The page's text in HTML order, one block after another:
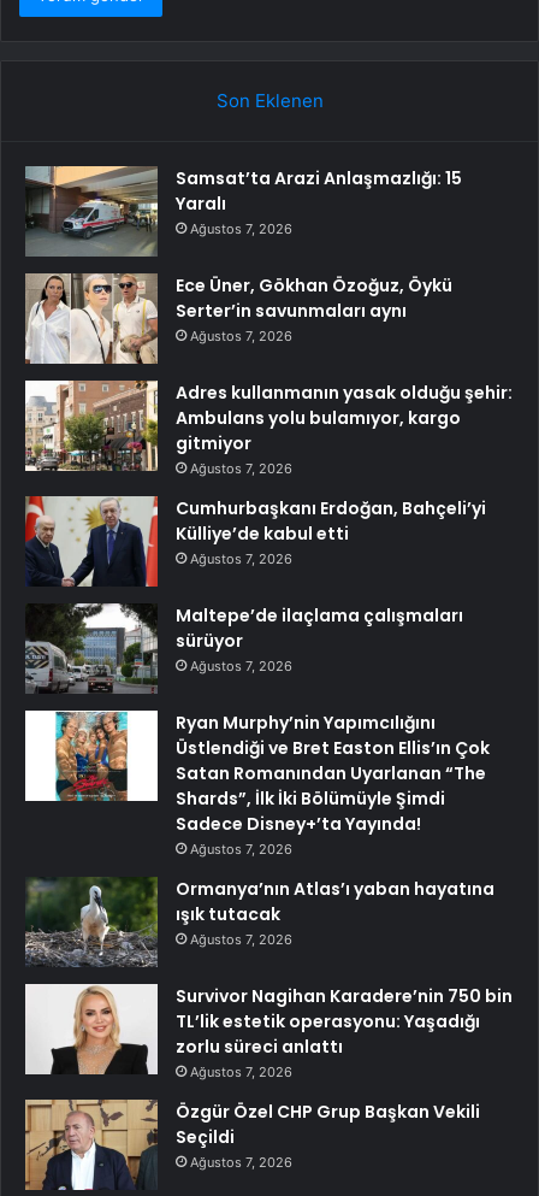
Son Eklenen
Samsat’ta Arazi Anlaşmazlığı: 15
Yaralı
Ağustos 7, 2026
Ece Üner, Gökhan Özoğuz, Öykü
Serter’in savunmaları aynı
Ağustos 7, 2026
Adres kullanmanın yasak olduğu şehir:
Ambulans yolu bulamıyor, kargo
gitmiyor
Ağustos 7, 2026
Cumhurbaşkanı Erdoğan, Bahçeli’yi
Külliye’de kabul etti
Ağustos 7, 2026
Maltepe’de ilaçlama çalışmaları
sürüyor
Ağustos 7, 2026
Ryan Murphy’nin Yapımcılığını
Üstlendiği ve Bret Easton Ellis’ın Çok
Satan Romanından Uyarlanan “The
Shards”, İlk İki Bölümüyle Şimdi
Sadece Disney+’ta Yayında!
Ağustos 7, 2026
Ormanya’nın Atlas’ı yaban hayatına
ışık tutacak
Ağustos 7, 2026
Survivor Nagihan Karadere’nin 750 bin
TL’lik estetik operasyonu: Yaşadığı
zorlu süreci anlattı
Ağustos 7, 2026
Özgür Özel CHP Grup Başkan Vekili
Seçildi
Ağustos 7, 2026